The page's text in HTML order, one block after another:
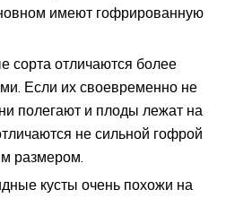
имеют гофрированную
сорта отличаются более
Если их своевременно не
полегают и плоды лежат на
не сильной гофрой
размером.
кусты очень похожи на